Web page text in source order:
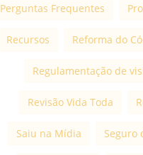
Perguntas Frequentes
Recursos Reforma do
Regulamentação de
Revisão Vida Toda
Saiu na Mídia Seguro